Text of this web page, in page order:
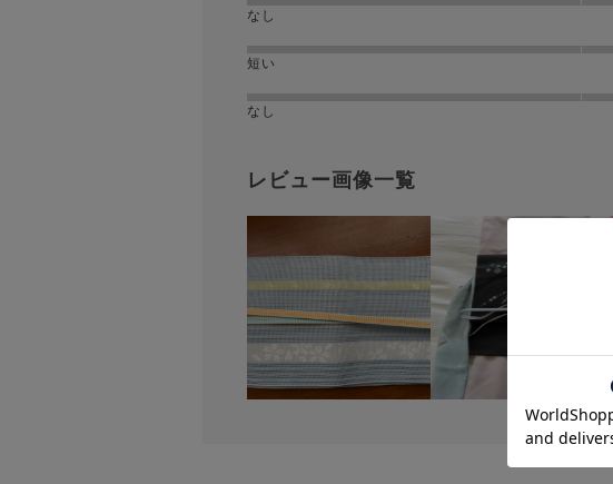
なし
短い
なし
レビュー画像一覧